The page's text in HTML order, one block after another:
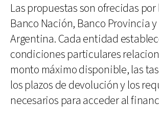
Las propuestas son ofrecidas
Banco Nación, Banco Provincia y
Argentina. Cada entidad
condiciones particulares
monto máximo disponible, las
los plazos de devolución y los
necesarios para acceder al